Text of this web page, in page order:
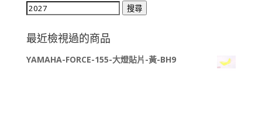
搜
關
鍵
字:
搜尋
最近檢視過的商品
YAMAHA-FORCE-155-大燈貼片-黃-BH9